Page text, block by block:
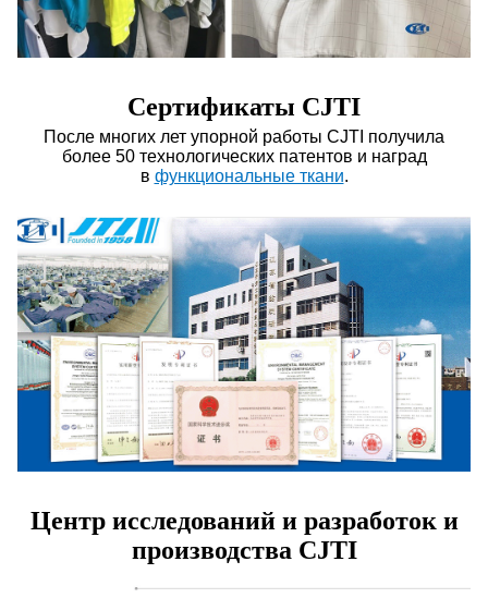
Сертификаты CJTI
После многих лет упорной работы CJTI получила
более 50 технологических патентов и наград
в функциональные ткани.
Центр исследований и разработок и
производства CJTI